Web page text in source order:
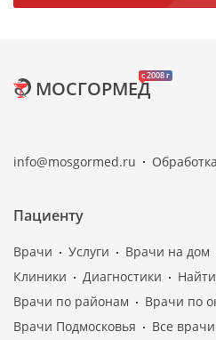
c 2008 г
МОСГОРМЕД
info@mosgormed.ru
Пациенту
Врачи Услуги Врачи на дом
Клиники
Диагностики
Врачи по районам
Врачи по
Врачи Подмосковья
Все врачи